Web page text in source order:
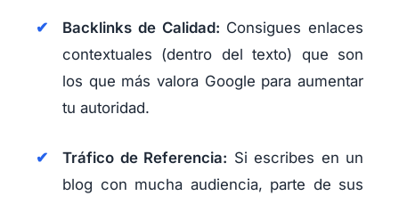
Backlinks de Calidad: Consigues enlaces
contextuales (dentro del texto) que son
los que más valora Google para aumentar
tu autoridad.
Tráfico de Referencia: Si escribes en un
blog con mucha audiencia, parte de sus